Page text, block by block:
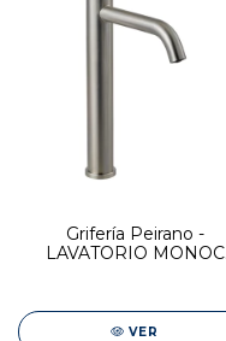
Grifería Peirano -
LAVATORIO MONOC
VER